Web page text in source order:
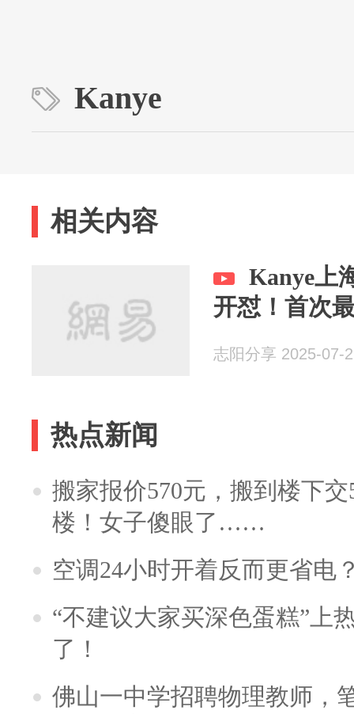
Kanye
相关内容
Kanye上
开怼！首次
志阳分享 2025-07-
热点新闻
搬家报价570元，搬到楼下
楼！女子傻眼了……
空调24小时开着反而更省电
“不建议大家买深色蛋糕”上
了！
佛山一中学招聘物理教师，